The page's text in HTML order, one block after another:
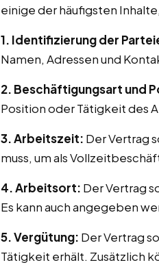
einige der häufigsten
1. Identifizierung der
Namen, Adressen und
2. Beschäftigungsart und
Position oder Tätigkeit des
3. Arbeitszeit: Der Vertrag
muss, um als
4. Arbeitsort: Der Vertrag
Es kann auch angegeben
5. Vergütung: Der Vertrag
Tätigkeit erhält. Zusätzlich